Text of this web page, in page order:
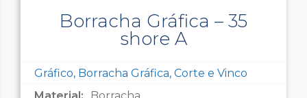
Borracha Gráfica – 35
shore A
Gráfico, Borracha Gráfica, Corte e Vinco